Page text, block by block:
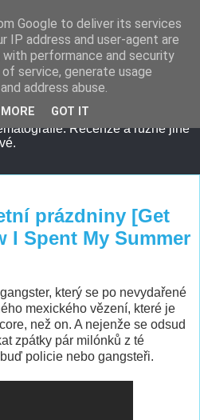
Recenze a různé jiné
prázdniny [Get
I Spent My Summer
který se po nevydařené
mexického vězení, které je
než on. A nejenže se odsud
zpátky pár milónků z té
policie nebo gangsteři.
Google to deliver its services
IP address and user-agent are
performance and security
service, generate usage
address abuse.
GOT IT